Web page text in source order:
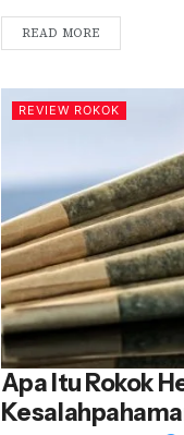
READ MORE
REVIEW ROKOK
Apa Itu Rokok